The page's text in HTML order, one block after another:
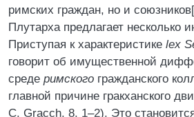
римских граждан, но и
Плутарха предлагает несколько
Приступая к характеристике lex
говорит об имущественной
среде римского гражданского
главной причине гракханского
С. Gracch. 8. 1–2). Это